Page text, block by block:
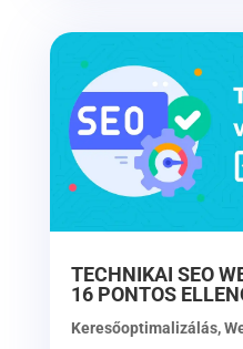
TECHNIKAI SEO
16 PONTOS
Keresőoptimalizálás,